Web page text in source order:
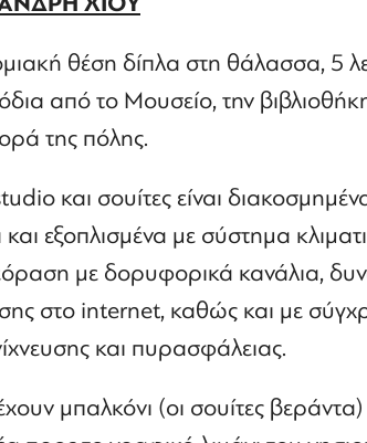
θέση δίπλα στη θάλασσα, 5
από το Μουσείο, την
της πόλης.
και σουίτες είναι
εξοπλισμένα με σύστημα
με δορυφορικά κανάλια,
στο internet, καθώς και με
και πυρασφάλειας.
μπαλκόνι (οι σουίτες